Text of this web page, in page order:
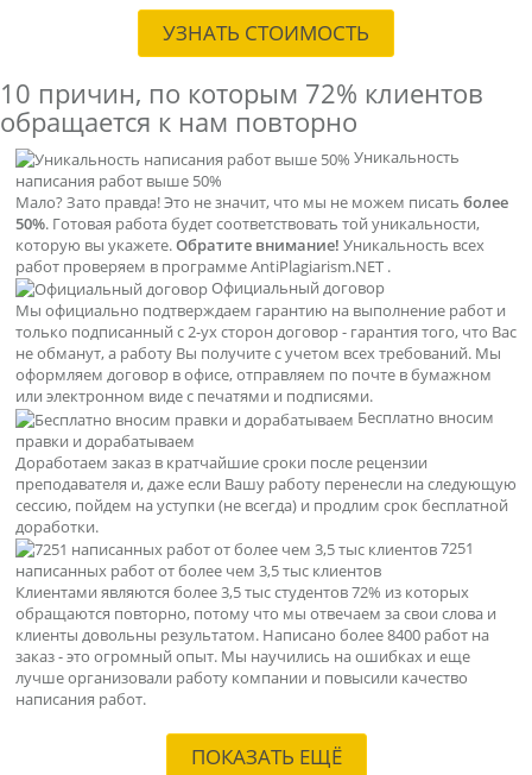
УЗНАТЬ СТОИМОСТЬ
10 причин, по которым 72% клиентов
обращается к нам повторно
Уникальность
написания работ выше 50%
Мало? Зато правда! Это не значит, что мы не можем писать более
50%. Готовая работа будет соответствовать той уникальности,
которую вы укажете.Обратите внимание! Уникальность всех
работ проверяем в программе AntiPlagiarism.NET .
Официальный договор
Мы официально подтверждаем гарантию на выполнение работ и
только подписанный с 2-ух сторон договор - гарантия того, что Вас
не обманут, а работу Вы получите с учетом всех требований. Мы
оформляем договор в офисе, отправляем по почте в бумажном
или электронном виде с печатями и подписями.
Бесплатно вносим
правки и дорабатываем
Доработаем заказ в кратчайшие сроки после рецензии
преподавателя и, даже если Вашу работу перенесли на следующую
сессию, пойдем на уступки (не всегда) и продлим срок бесплатной
доработки.
7251
написанных работ от более чем 3,5 тыс клиентов
Клиентами являются более 3,5 тыс студентов 72% из которых
обращаются повторно, потому что мы отвечаем за свои слова и
клиенты довольны результатом. Написано более 8400 работ на
заказ - это огромный опыт. Мы научились на ошибках и еще
лучше организовали работу компании и повысили качество
написания работ.
ПОКАЗАТЬ ЕЩЁ